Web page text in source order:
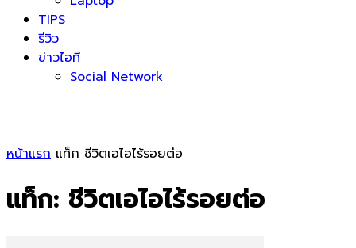
TIPS
รีวิว
ข่าวไอที
Social Network
หน้าแรก แท็ก ชีวิตเอไอไร้รอยต่อ
แท็ก: ชีวิตเอไอไร้รอยต่อ